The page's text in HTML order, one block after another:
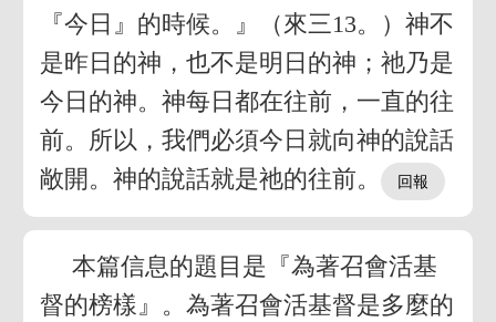
『今日』的時候。』（來三13。）神不
是昨日的神，也不是明日的神；祂乃是
今日的神。神每日都在往前，一直的往
前。所以，我們必須今日就向神的說話
敞開。神的說話就是祂的往前。
本篇信息的題目是『為著召會活基
督的榜樣』。為著召會活基督是多麼的